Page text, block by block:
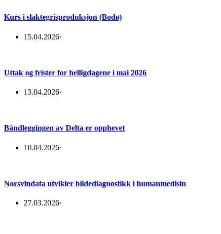
Kurs i slaktegrisproduksjon (Bodø)
15.04.2026·
Uttak og frister for helligdagene i mai 2026
13.04.2026·
Båndleggingen av Delta er opphevet
10.04.2026·
Norsvindata utvikler bildediagnostikk i humanmedisin
27.03.2026·